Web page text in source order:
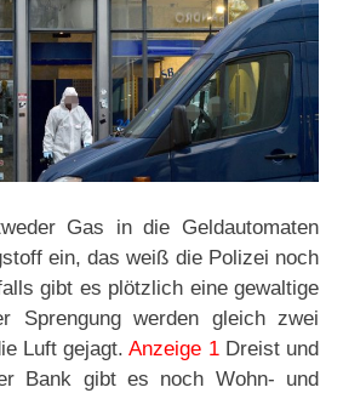
Gas in die Geldautomaten
ein, das weiß die Polizei noch
gibt es plötzlich eine gewaltige
Sprengung werden gleich zwei
Luft gejagt.Anzeige 1Dreist und
Bank gibt es noch Wohn- und